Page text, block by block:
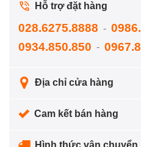
Hỗ trợ đặt hàng
028.6275.8888 -
0934.850.850 -
Địa chỉ cửa hàng
Cam kết bán hàng
Hình thức vận chuyển